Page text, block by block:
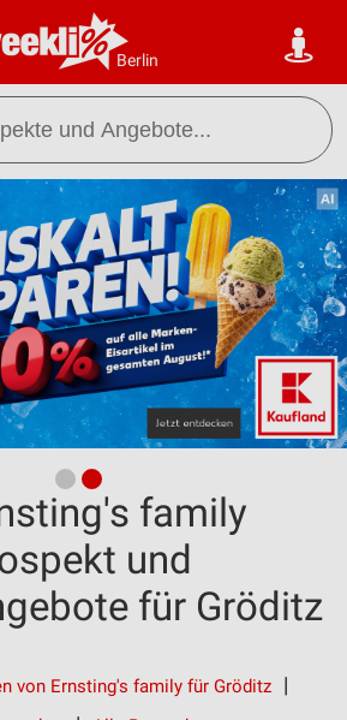
Berlin
family
und
für Gröditz
von Ernsting's family für Gröditz